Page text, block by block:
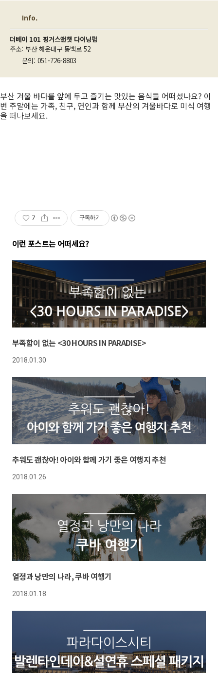
Info.
더베이 101 핑거스앤챗 다이닝펍
주소: 부산 해운대구 동백로 52
문의: 051-726-8803
부산 겨울 바다를 앞에 두고 즐기는 맛있는 음식들 어떠셨나요? 이
번 주말에는 가족, 친구, 연인과 함께 부산의 겨울바다로 미식 여행
을 떠나보세요.
7 구독하기
이런 포스트는 어떠세요?
부족함이 없는 <30 HOURS IN PARADISE>
2018.01.30
추워도 괜찮아! 아이와 함께 가기 좋은 여행지 추천
2018.01.26
열정과 낭만의 나라, 쿠바 여행기
2018.01.18